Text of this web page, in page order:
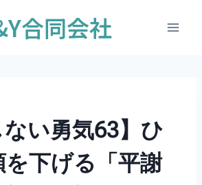
合同会社
ない勇気63】ひ
下げる「平謝